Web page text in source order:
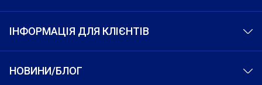
ІНФОРМАЦІЯ ДЛЯ КЛІЄНТІВ
НОВИНИ/БЛОГ